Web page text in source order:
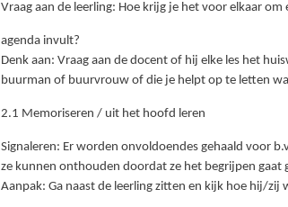
Vraag aan de leerling: Hoe krijg je het voor elkaar
agenda invult?
Denk aan: Vraag aan de docent of hij elke les het
buurman of buurvrouw of die je helpt op te letten
2.1 Memoriseren / uit het hoofd leren
Signaleren: Er worden onvoldoendes gehaald voor
ze kunnen onthouden doordat ze het begrijpen gaat
Aanpak: Ga naast de leerling zitten en kijk hoe hij/zij